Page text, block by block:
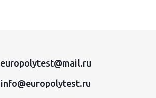
europolytest@mail.ru
info@europolytest.ru